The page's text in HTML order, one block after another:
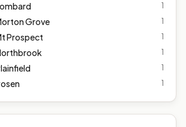
1
Grove 1
Prospect 1
1
1
1